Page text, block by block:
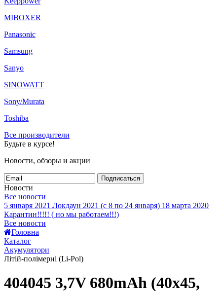
MIBOXER
Panasonic
Samsung
Sanyo
SINOWATT
Sony/Murata
Toshiba
Все производители
Будьте в курсе!
Новости, обзоры и акции
Подписаться
Новости
Все новости
5 января 2021 Локдаун 2021 (с 8 по 24 января) 18 марта 2020
Карантин!!!!! ( но мы работаем!!!)
Все новости
Головна
Каталог
Акумулятори
Літій-полімерні (Li-Pol)
404045 3,7V 680mAh (40x45,